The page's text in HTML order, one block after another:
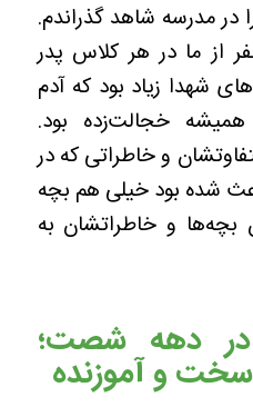
در مدرسه شاهد گذراندم.
از ما در هر کلاس پدر
شهدا زیاد بود که آدم
خجالت‌زده بود.
و خاطراتی که در
شده بود خیلی هم بچه
بچه‌ها و خاطراتشان به
در دهه شصت؛
سخت و آموزنده